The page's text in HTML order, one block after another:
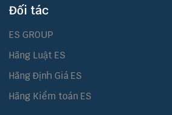
Đối tác
ES GROUP
Hãng Luật ES
Hãng Định Giá ES
Hãng Kiểm toán ES